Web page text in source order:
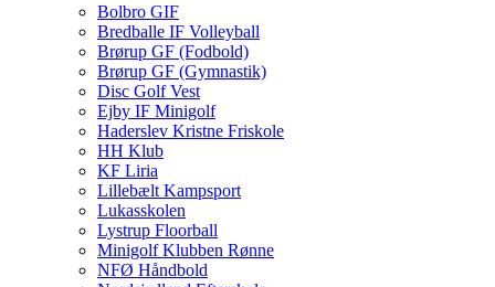
Bolbro GIF
Bredballe IF Volleyball
Brørup GF (Fodbold)
Brørup GF (Gymnastik)
Disc Golf Vest
Ejby IF Minigolf
Haderslev Kristne Friskole
HH Klub
KF Liria
Lillebælt Kampsport
Lukasskolen
Lystrup Floorball
Minigolf Klubben Rønne
NFØ Håndbold